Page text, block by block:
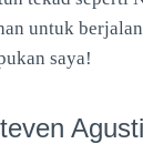
untuk
saya!